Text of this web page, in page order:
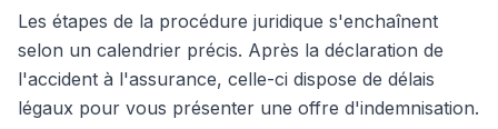
Les étapes de la procédure juridique s'enchaînent
selon un calendrier précis. Après la déclaration de
l'accident à l'assurance, celle-ci dispose de délais
légaux pour vous présenter une offre d'indemnisation.